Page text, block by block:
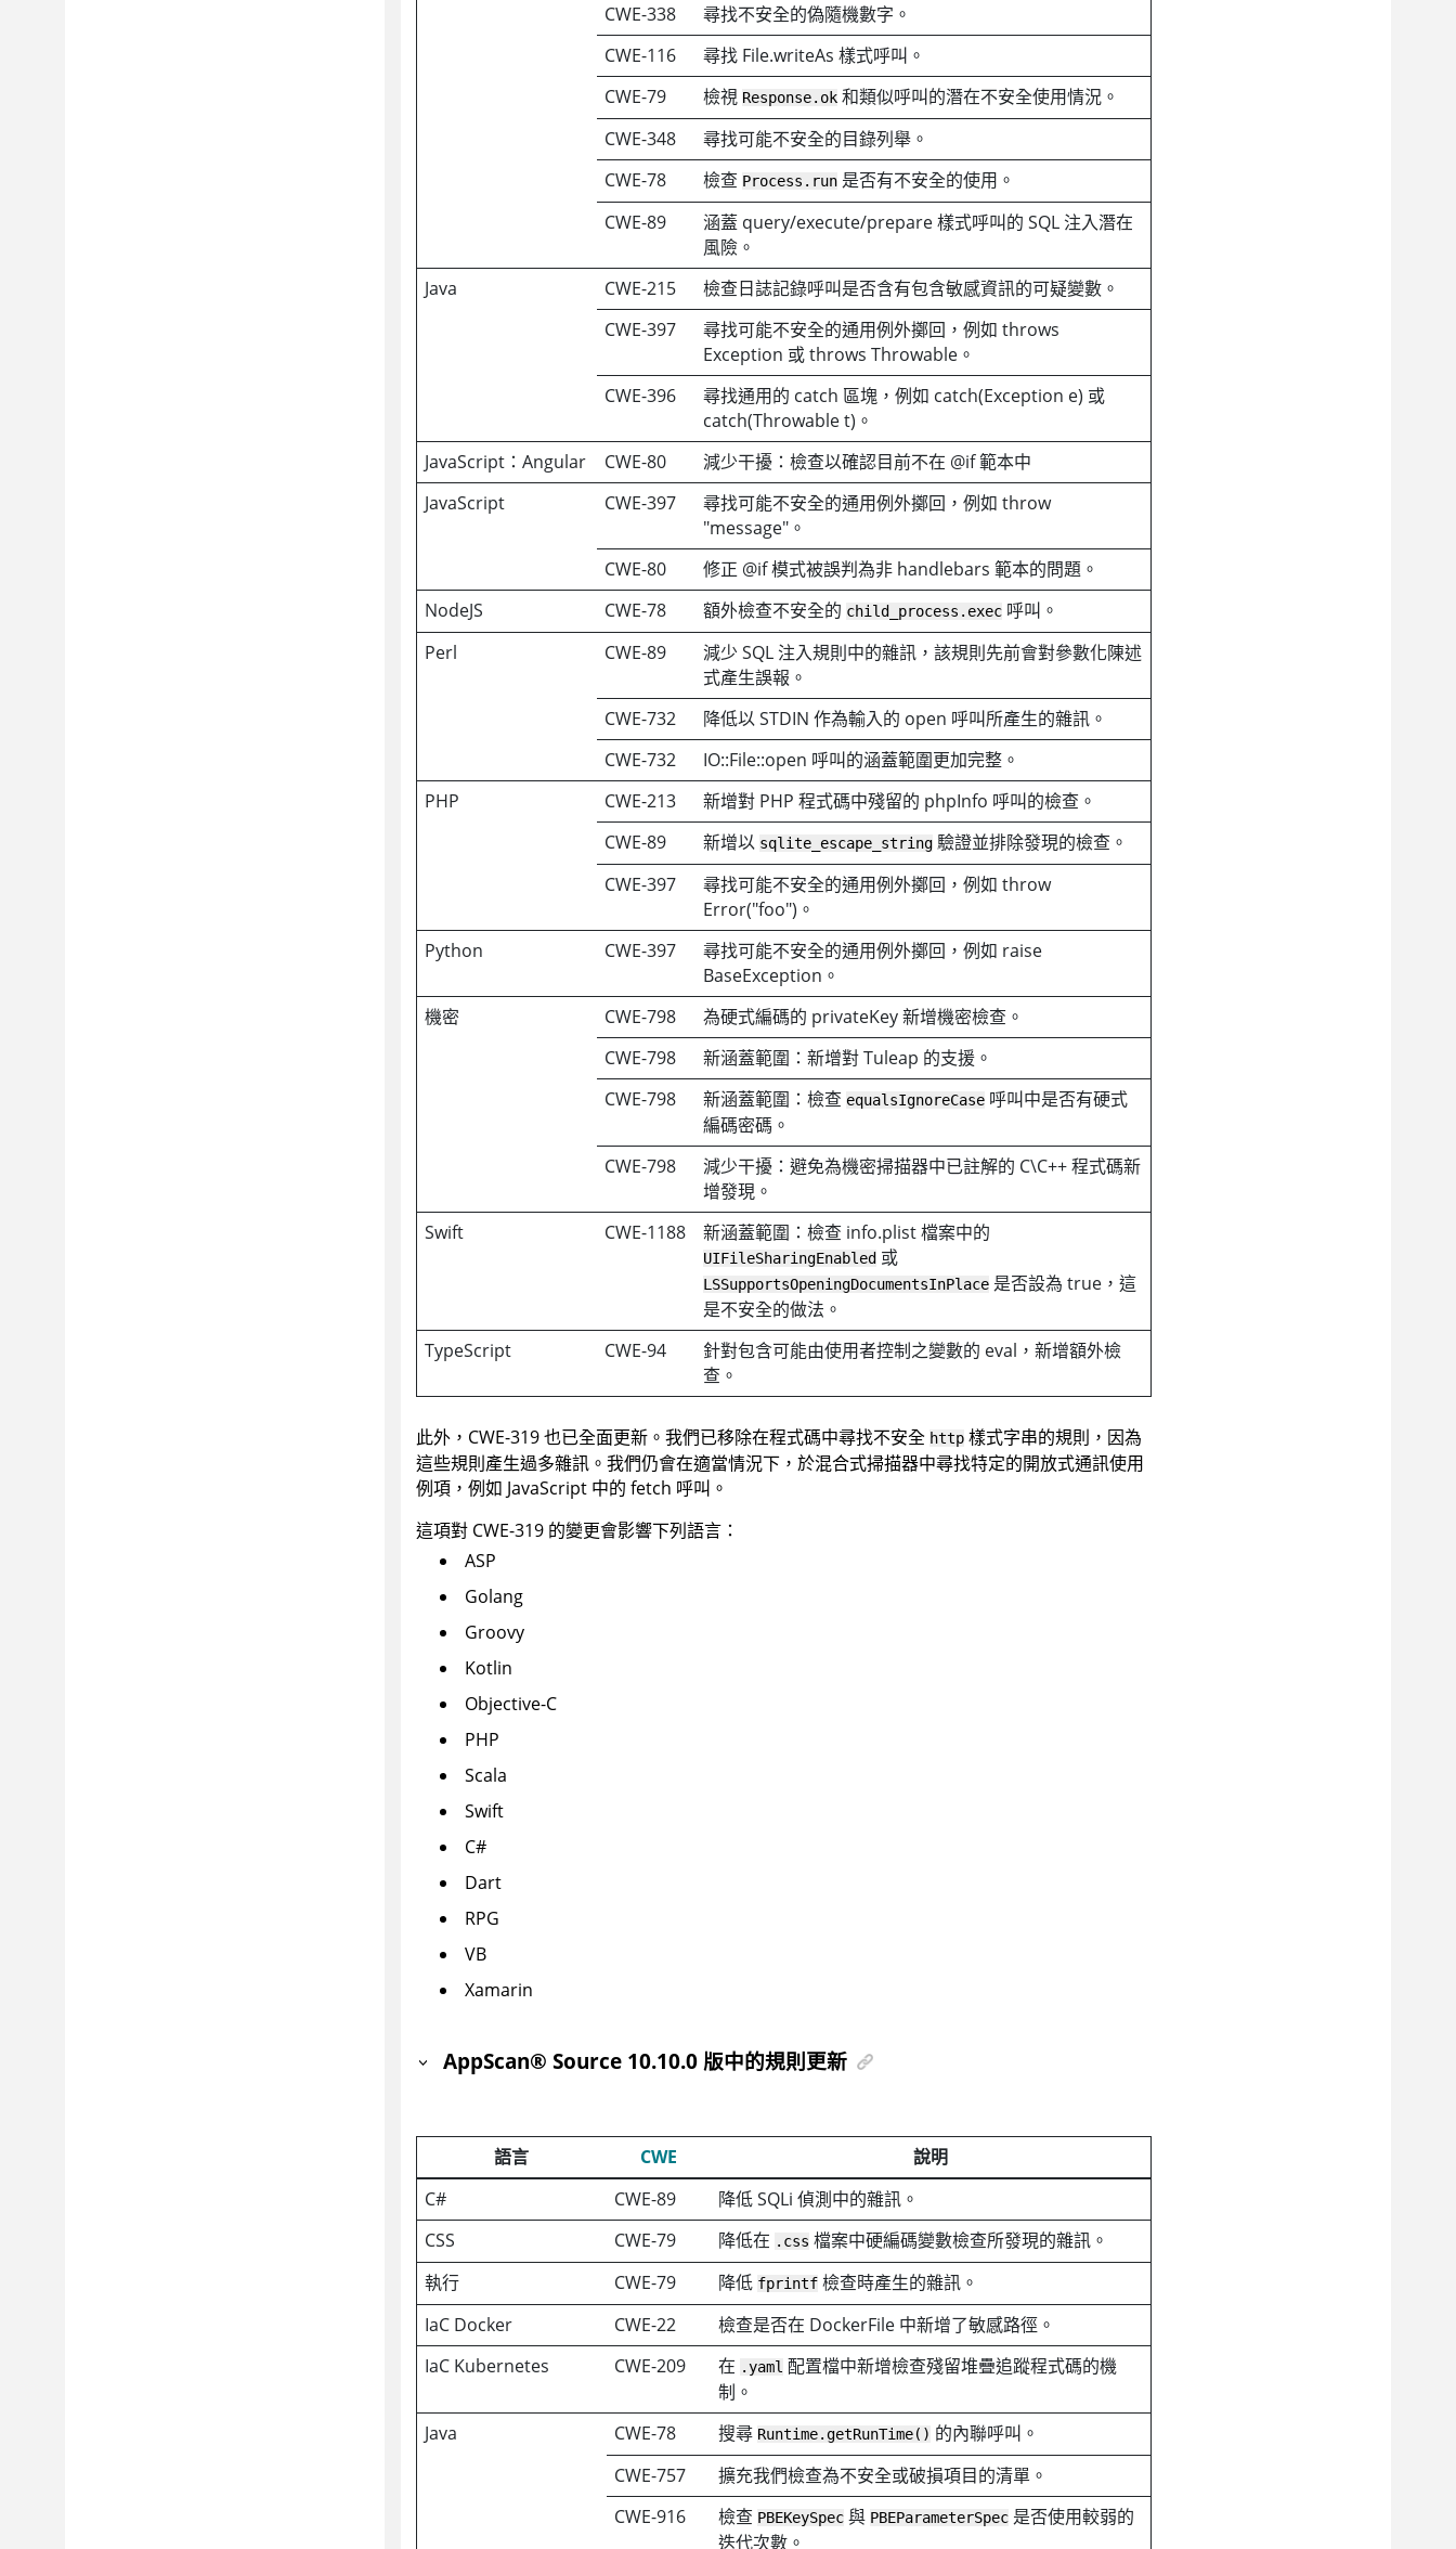
CWE-338
尋找不安全的偽隨機數字。
CWE-116
尋找 File.writeAs 樣式呼叫。
CWE-79
檢視 Response.ok 和類似呼叫的潛在不安全使用情況。
CWE-348
尋找可能不安全的目錄列舉。
CWE-78
檢查 Process.run 是否有不安全的使用。
CWE-89
涵蓋 query/execute/prepare 樣式呼叫的 SQL 注入潛在
風險。
Java
CWE-215
檢查日誌記錄呼叫是否含有包含敏感資訊的可疑變數。
CWE-397
尋找可能不安全的通用例外擲回，例如 throws
Exception 或 throws Throwable。
CWE-396
尋找通用的 catch 區塊，例如 catch(Exception e) 或
catch(Throwable t)。
JavaScript：Angular
CWE-80
減少干擾：檢查以確認目前不在 @if 範本中
JavaScript
CWE-397
尋找可能不安全的通用例外擲回，例如 throw
"message"。
CWE-80
修正 @if 模式被誤判為非 handlebars 範本的問題。
NodeJS
CWE-78 額外檢查不安全的 child_process.exec 呼叫。
Perl
CWE-89
減少 SQL 注入規則中的雜訊，該規則先前會對參數化陳述
式產生誤報。
CWE-732
降低以 STDIN 作為輸入的 open 呼叫所產生的雜訊。
CWE-732
IO::File::open 呼叫的涵蓋範圍更加完整。
PHP
CWE-213
新增對 PHP 程式碼中殘留的 phpInfo 呼叫的檢查。
CWE-89
新增以 sqlite_escape_string 驗證並排除發現的檢查。
CWE-397
尋找可能不安全的通用例外擲回，例如 throw
Error("foo")。
Python
CWE-397
尋找可能不安全的通用例外擲回，例如 raise
BaseException。
機密
CWE-798
為硬式編碼的 privateKey 新增機密檢查。
CWE-798
新涵蓋範圍：新增對 Tuleap 的支援。
CWE-798
新涵蓋範圍：檢查equalsIgnoreCase 呼叫中是否有硬式
編碼密碼。
CWE-798
減少干擾：避免為機密掃描器中已註解的 C\C++ 程式碼新
增發現。
Swift
CWE-1188 新涵蓋範圍：檢查 info.plist 檔案中的
UIFileSharingEnabled 或
LSSupportsOpeningDocumentsInPlace 是否設為 true，這
是不安全的做法。
TypeScript
CWE-94
針對包含可能由使用者控制之變數的 eval，新增額外檢
查。
此外，CWE-319 也已全面更新。我們已移除在程式碼中尋找不安全 http樣式字串的規則，因為
這些規則產生過多雜訊。我們仍會在適當情況下，於混合式掃描器中尋找特定的開放式通訊使用
例項，例如 JavaScript 中的 fetch 呼叫。
這項對 CWE-319 的變更會影響下列語言：
ASP
Golang
Groovy
Kotlin
Objective-C
PHP
Scala
Swift
C#
Dart
RPG
VB
Xamarin
AppScan® Source10.10.0 版中的規則更新
語言 CWE
說明
C#
CWE-89
降低 SQLi 偵測中的雜訊。
CSS
CWE-79 降低在 .css 檔案中硬編碼變數檢查所發現的雜訊。
執行
CWE-79 降低 fprintf 檢查時產生的雜訊。
IaC Docker
CWE-22
檢查是否在 DockerFile 中新增了敏感路徑。
IaC Kubernetes
CWE-209 在 .yaml 配置檔中新增檢查殘留堆疊追蹤程式碼的機
制。
Java
CWE-78 搜尋 Runtime.getRunTime() 的內聯呼叫。
CWE-757
擴充我們檢查為不安全或破損項目的清單。
CWE-916
檢查 PBEKeySpec 與 PBEParameterSpec 是否使用較弱的
迭代次數。